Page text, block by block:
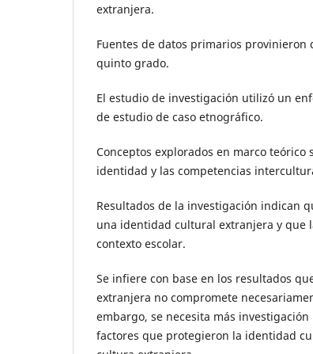
extranjera.
Fuentes de datos primarios
quinto grado.
El estudio de investigación utilizó un
de estudio de caso etnográfico.
Conceptos explorados en marco
identidad y las competencias
Resultados de la investigación indican
una identidad cultural extranjera y que
contexto escolar.
Se infiere con base en los resultados
extranjera no compromete
embargo, se necesita más
factores que protegieron la identidad